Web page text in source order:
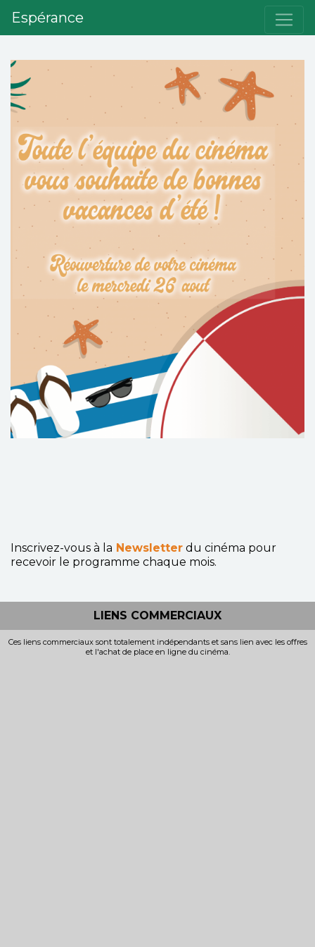
Espérance
Inscrivez-vous à la Newsletter du cinéma pour
recevoir le programme chaque mois.
LIENS COMMERCIAUX
Ces liens commerciaux sont totalement indépendants et sans lien avec les offres
et l'achat de place en ligne du cinéma.